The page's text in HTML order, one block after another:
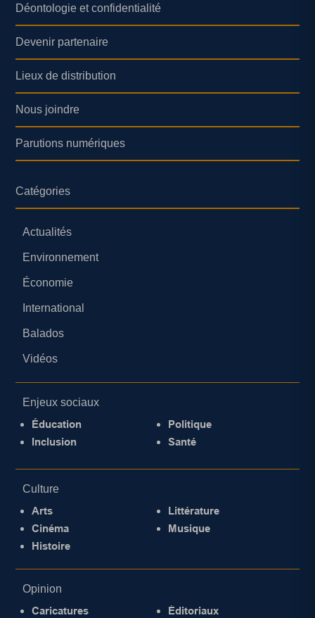
Déontologie et confidentialité
Devenir partenaire
Lieux de distribution
Nous joindre
Parutions numériques
Catégories
Actualités
Environnement
Économie
International
Balados
Vidéos
Enjeux sociaux
Éducation
Inclusion
Politique
Santé
Culture
Arts
Cinéma
Histoire
Littérature
Musique
Opinion
Caricatures
Éditoriaux